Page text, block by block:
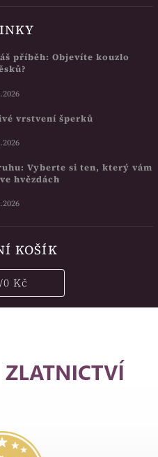
příběh: Objevíte kouzlo
vrstvení šperků
Vyberte si ten, který vám
hvězdách
KOŠÍK
0 Kč